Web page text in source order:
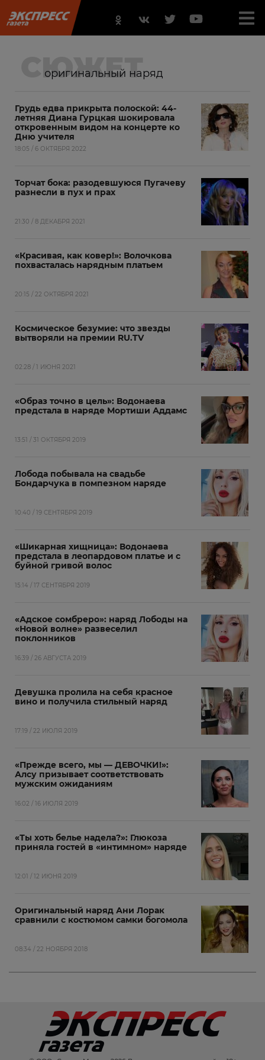
СЮЖЕТ
оригинальный наряд
Грудь едва прикрыта полоской: 44-
летняя Диана Гурцкая шокировала
откровенным видом на концерте ко
Дню учителя
18:05 / 6 ОКТЯБРЯ 2022
Торчат бока: разодевшуюся Пугачеву
разнесли в пух и прах
21:30 / 8 ДЕКАБРЯ 2021
«Красивая, как ковер!»: Волочкова
похвасталась нарядным платьем
20:15 / 22 ОКТЯБРЯ 2021
Космическое безумие: что звезды
вытворяли на премии RU.TV
02:28 / 1 ИЮНЯ 2021
«Образ точно в цель»: Водонаева
предстала в наряде Мортиши Аддамс
13:51 / 31 ОКТЯБРЯ 2019
Лобода побывала на свадьбе
Бондарчука в помпезном наряде
10:40 / 19 СЕНТЯБРЯ 2019
«Шикарная хищница»: Водонаева
предстала в леопардовом платье и с
буйной гривой волос
15:14 / 17 СЕНТЯБРЯ 2019
«Адское сомбреро»: наряд Лободы на
«Новой волне» развеселил
поклонников
16:39 / 26 АВГУСТА 2019
Девушка пролила на себя красное
вино и получила стильный наряд
17:19 / 22 ИЮЛЯ 2019
«Прежде всего, мы — ДЕВОЧКИ!»:
Алсу призывает соответствовать
мужским ожиданиям
16:02 / 16 ИЮЛЯ 2019
«Ты хоть белье надела?»: Глюкоза
приняла гостей в «интимном» наряде
12:01 / 12 ИЮНЯ 2019
Оригинальный наряд Ани Лорак
сравнили с костюмом самки богомола
08:34 / 22 НОЯБРЯ 2018